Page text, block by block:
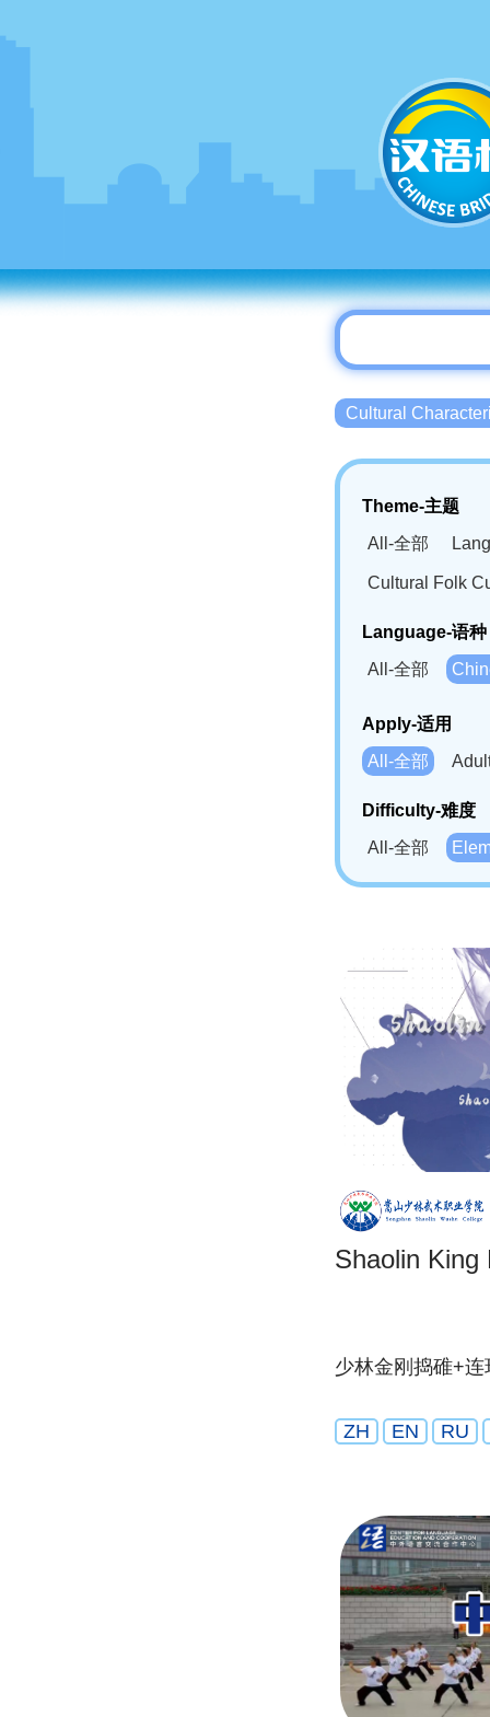
Cultural
Theme-主题
All-全部
Cultural Folk
Language-语种
All-全部
Bahasa
Swahili(SW)-
Apply-适用
All-全部
Difficulty-难度
All-全部
Shaolin King
少林金刚捣碓+连
ZH EN RU